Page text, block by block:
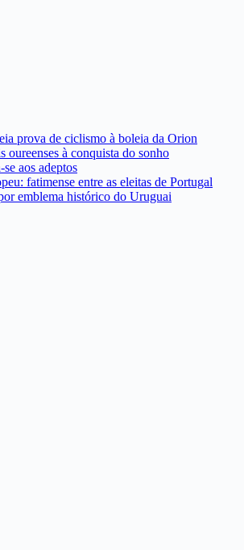
prova de ciclismo à boleia da Orion
oureenses à conquista do sonho
aos adeptos
fatimense entre as eleitas de Portugal
emblema histórico do Uruguai